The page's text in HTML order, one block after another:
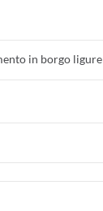
in borgo ligure